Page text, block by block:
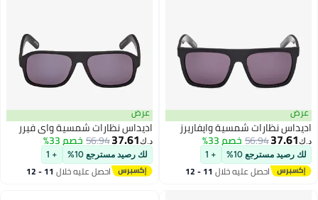
عرض
اديداس نظارات شمسية وايفاريرز
د.ك‏37.61
56.94خصم 33%
لك رصيد مسترجع 10% + 1
احصل عليه خلال 11 - 12
عرض
اديداس نظارات شمسية واي فيرر
د.ك‏37.61
56.94خصم 33%
لك رصيد مسترجع 10% + 1
احصل عليه خلال 11 - 12